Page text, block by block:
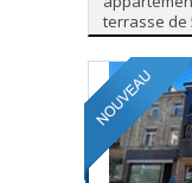
terrasse de